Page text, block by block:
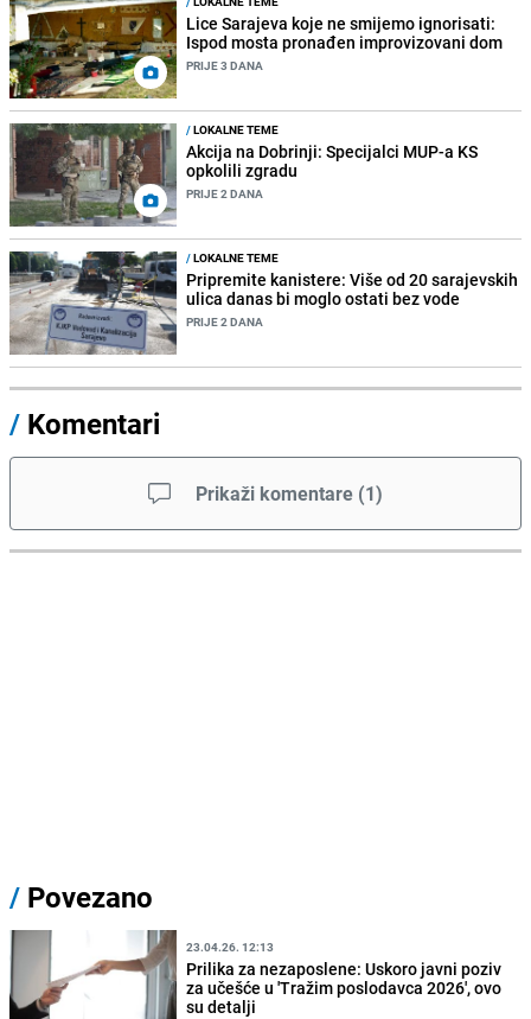
Lice Sarajeva koje ne smijemo ignorisati:
Ispod mosta pronađen improvizovani dom
PRIJE 3 DANA
/LOKALNE TEME
Akcija na Dobrinji: Specijalci MUP-a KS
opkolili zgradu
PRIJE 2 DANA
/LOKALNE TEME
Pripremite kanistere: Više od 20 sarajevskih
ulica danas bi moglo ostati bez vode
PRIJE 2 DANA
/ Komentari
Prikaži komentare (1)
/ Povezano
23.04.26. 12:13
Prilika za nezaposlene: Uskoro javni poziv
za učešće u 'Tražim poslodavca 2026', ovo
su detalji